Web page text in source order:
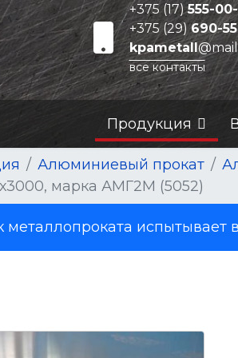
+375 (17)555-
+375 (29)690-
kpametall
все контакты
Продукция
Алюминиевый прокат
марка АМГ2М (5052)
испытывает